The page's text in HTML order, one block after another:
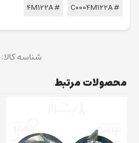
# C0004M122A
# 4M122A
شناسه کالا:
محصولات مرتبط